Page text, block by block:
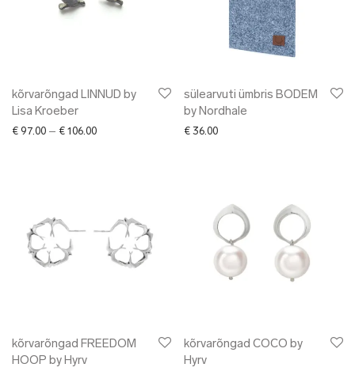
kõrvarõngad LINNUD by
Lisa Kroeber
€ 97.00 – € 106.00Price range: € 97.00 through € 106.00
sülearvuti ümbris BODEM
by Nordhale
€ 36.00
kõrvarõngad FREEDOM
HOOP by Hyrv
kõrvarõngad COCO by
Hyrv